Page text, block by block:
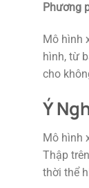
Phương
Mô hình
hình, từ
cho
Ý
Mô hình
Thập
thời thể